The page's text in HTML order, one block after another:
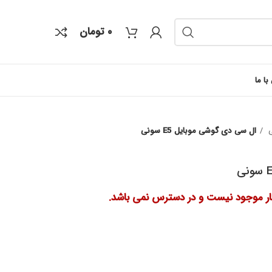
۰ تومان
ما
ال سی دی گوشی موبایل E5 سونی
موجود نیست و در دسترس نمی باشد.